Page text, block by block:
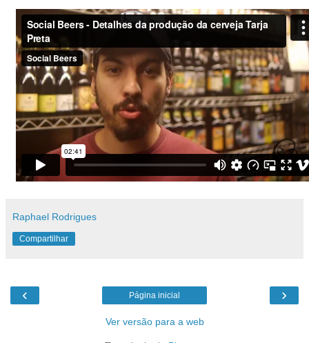
Raphael Rodrigues
Compartilhar
‹ ›
Página inicial
Ver versão para a web